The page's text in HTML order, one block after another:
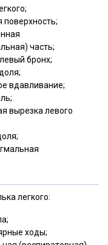
поверхность;
часть;
бронх;
вдавливание;
вырезка левого
легкого:
ходы;